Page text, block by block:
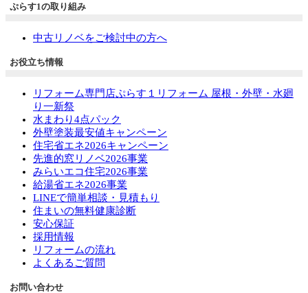
ぷらす1の取り組み
中古リノベをご検討中の方へ
お役立ち情報
リフォーム専門店ぷらす１リフォーム 屋根・外壁・水廻
り一新祭
水まわり4点パック
外壁塗装最安値キャンペーン
住宅省エネ2026キャンペーン
先進的窓リノベ2026事業
みらいエコ住宅2026事業
給湯省エネ2026事業
LINEで簡単相談・見積もり
住まいの無料健康診断
安心保証
採用情報
リフォームの流れ
よくあるご質問
お問い合わせ